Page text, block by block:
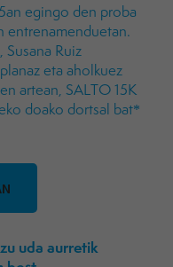
egingo den proba
entrenamenduetan.
Ruiz
eta aholkuez
artean, SALTO 15K
doako dortsal bat*
uda aurretik